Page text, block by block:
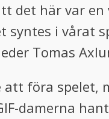
det här var
syntes i vårat
Tomas
föra
damerna